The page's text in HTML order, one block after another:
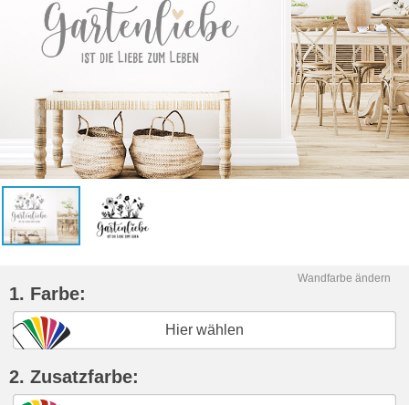
Wandfarbe ändern
1. Farbe:
Hier wählen
2. Zusatzfarbe: